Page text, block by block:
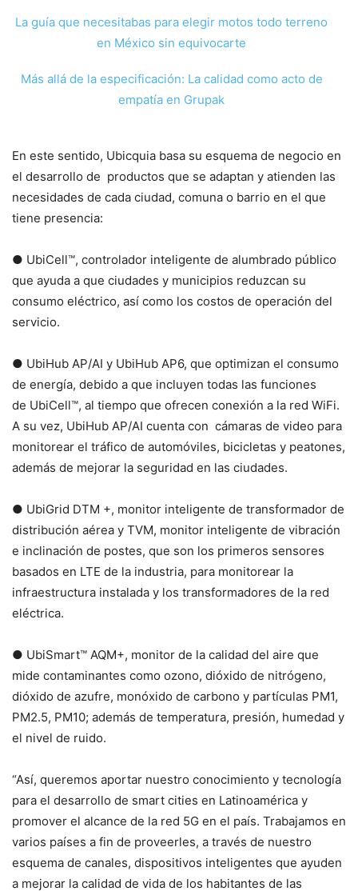
La guía que necesitabas para elegir motos todo terreno
en México sin equivocarte
Más allá de la especificación: La calidad como acto de
empatía en Grupak
En este sentido, Ubicquia basa su esquema de negocio en
el desarrollo de productos que se adaptan y atienden las
necesidades de cada ciudad, comuna o barrio en el que
tiene presencia:
● UbiCell™, controlador inteligente de alumbrado público
que ayuda a que ciudades y municipios reduzcan su
consumo eléctrico, así como los costos de operación del
servicio.
● UbiHub AP/AI y UbiHub AP6, que optimizan el consumo
de energía, debido a que incluyen todas las funciones
de UbiCell™, al tiempo que ofrecen conexión a la red WiFi.
A su vez, UbiHub AP/AI cuenta con cámaras de video para
monitorear el tráfico de automóviles, bicicletas y peatones,
además de mejorar la seguridad en las ciudades.
● UbiGrid DTM +, monitor inteligente de transformador de
distribución aérea y TVM, monitor inteligente de vibración
e inclinación de postes, que son los primeros sensores
basados en LTE de la industria, para monitorear la
infraestructura instalada y los transformadores de la red
eléctrica.
● UbiSmart™ AQM+, monitor de la calidad del aire que
mide contaminantes como ozono, dióxido de nitrógeno,
dióxido de azufre, monóxido de carbono y partículas PM1,
PM2.5, PM10; además de temperatura, presión, humedad y
el nivel de ruido.
“Así, queremos aportar nuestro conocimiento y tecnología
para el desarrollo de smart cities en Latinoamérica y
promover el alcance de la red 5G en el país. Trabajamos en
varios países a fin de proveerles, a través de nuestro
esquema de canales, dispositivos inteligentes que ayuden
a mejorar la calidad de vida de los habitantes de las